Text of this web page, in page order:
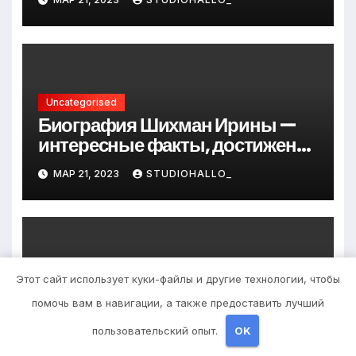
до руководителя
Uncategorised
Биография Шихман Ирины —
интересные факты, достижения
и путь к успеху
МАР 21, 2023 STUDIOHALLO_
Uncategorised
Причины появления
фурункулов в паху у мужчин
ZNAKCOMSTVA_
Этот сайт использует куки-файлы и другие технологии, чтобы
помочь вам в навигации, а также предоставить лучший
пользовательский опыт. OK